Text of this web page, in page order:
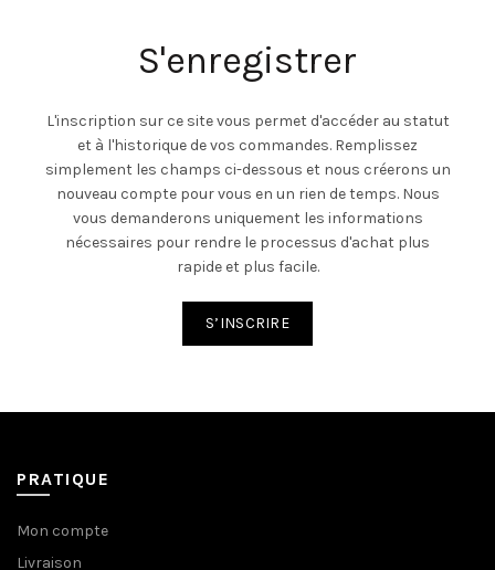
S'enregistrer
L'inscription sur ce site vous permet d'accéder au statut
et à l'historique de vos commandes. Remplissez
simplement les champs ci-dessous et nous créerons un
nouveau compte pour vous en un rien de temps. Nous
vous demanderons uniquement les informations
nécessaires pour rendre le processus d'achat plus
rapide et plus facile.
S’INSCRIRE
PRATIQUE
Mon compte
Livraison